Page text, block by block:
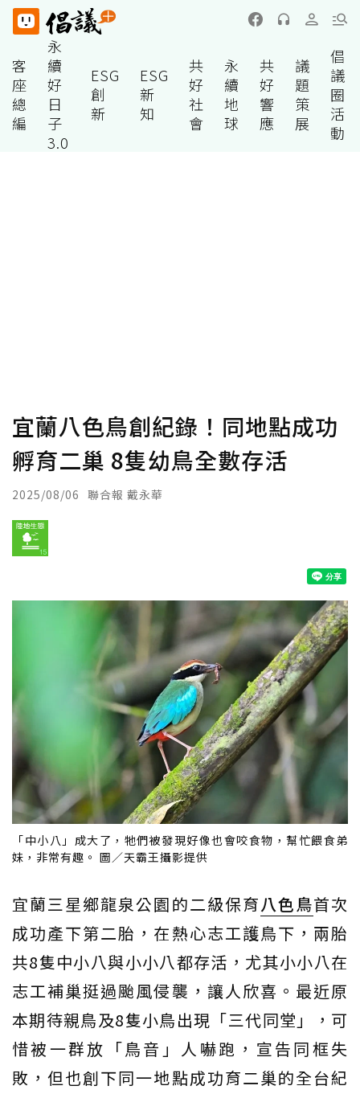
客
座
總
編
永
續
好
日
子
3.0
ESG
創
新
ESG
新
知
共
好
社
會
永
續
地
球
共
好
響
應
議
題
策
展
倡
議
圈
活
動
宜蘭八色鳥創紀錄！同地點成功
孵育二巢 8隻幼鳥全數存活
2025/08/06 聯合報 戴永華
「中小八」成大了，牠們被發現好像也會咬食物，幫忙餵食弟
妹，非常有趣。 圖／天霸王攝影提供
宜蘭三星鄉龍泉公園的二級保育八色鳥首次
成功產下第二胎，在熱心志工護鳥下，兩胎
共8隻中小八與小小八都存活，尤其小小八在
志工補巢挺過颱風侵襲，讓人欣喜。最近原
本期待親鳥及8隻小鳥出現「三代同堂」，可
惜被一群放「鳥音」人嚇跑，宣告同框失
敗，但也創下同一地點成功育二巢的全台紀